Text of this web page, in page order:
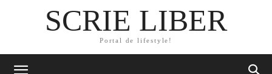
SCRIE LIBER
Portal de lifestyle!